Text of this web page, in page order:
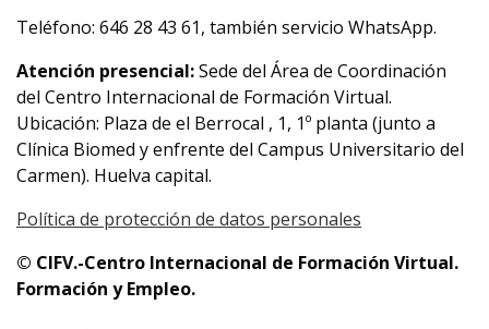
Teléfono: 646 28 43 61, también servicio WhatsApp.
Atención presencial:Sede del Área de Coordinación
del Centro Internacional de Formación Virtual.
Ubicación: Plaza de el Berrocal , 1, 1º planta (junto a
Clínica Biomed y enfrente del Campus Universitario del
Carmen). Huelva capital.
Política de protección de datos personales
© CIFV.-Centro Internacional de Formación Virtual.
Formación y Empleo.